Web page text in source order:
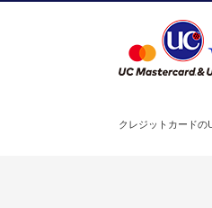
クレジットカードの